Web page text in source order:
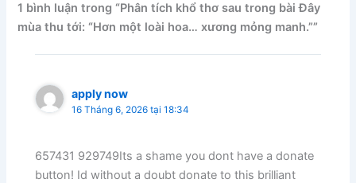
1 bình luận trong “Phân tích khổ thơ sau trong bài Đây
mùa thu tới: “Hơn một loài hoa… xương mỏng manh.””
apply now
16 Tháng 6, 2026 tại 18:34
657431 929749Its a shame you dont have a donate
button! Id without a doubt donate to this brilliant